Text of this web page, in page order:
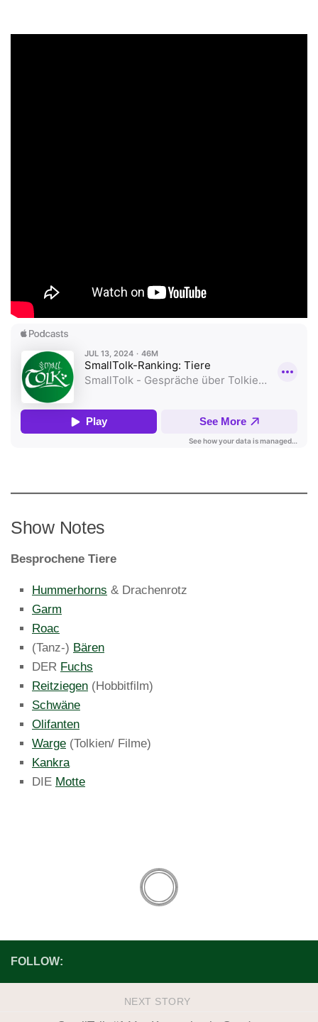
Show Notes
Besprochene Tiere
Hummerhorns & Drachenrotz
Garm
Roac
(Tanz-) Bären
DER Fuchs
Reitziegen (Hobbitfilm)
Schwäne
Olifanten
Warge (Tolkien/ Filme)
Kankra
DIE Motte
FOLLOW:
NEXT STORY